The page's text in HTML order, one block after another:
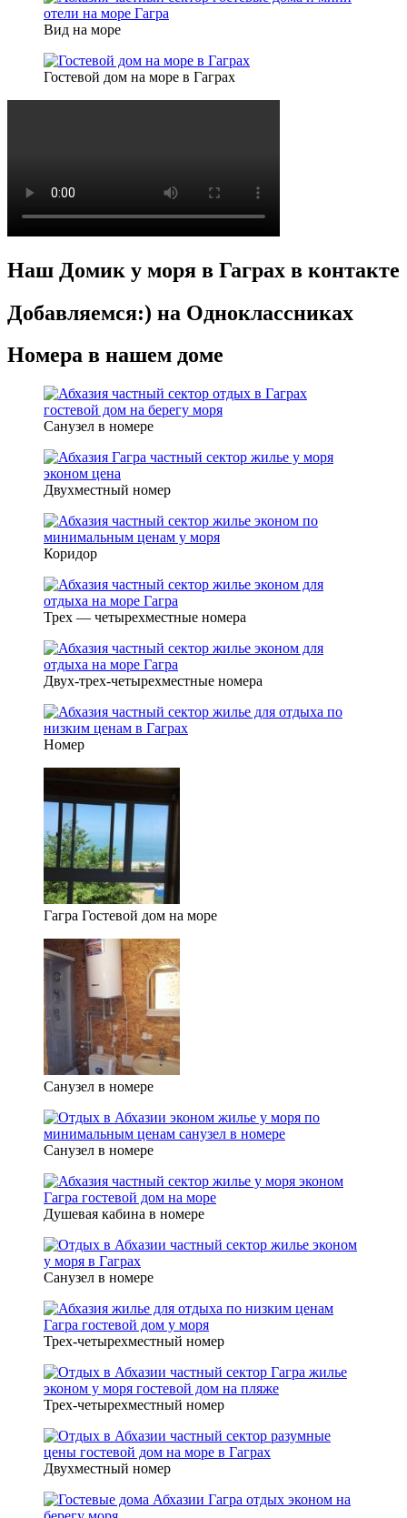
Вид на море
Гостевой дом на море в Гаграх
Наш Домик у моря в Гаграх в контакте
Добавляемся:) на Одноклассниках
Номера в нашем доме
Санузел в номере
Двухместный номер
Коридор
Трех — четырехместные номера
Двух-трех-четырехместные номера
Номер
Гагра Гостевой дом на море
Санузел в номере
Санузел в номере
Душевая кабина в номере
Санузел в номере
Трех-четырехместный номер
Трех-четырехместный номер
Двухместный номер